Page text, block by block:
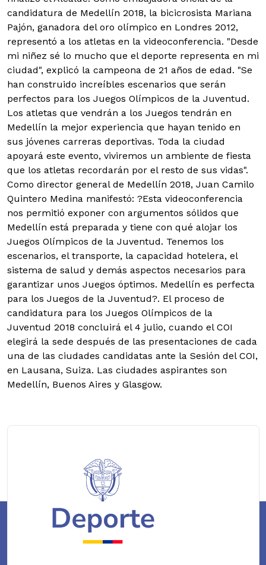
candidatura de Medellín 2018, la bicicrosista Mariana
Pajón, ganadora del oro olímpico en Londres 2012,
representó a los atletas en la videoconferencia. "Desde
mi niñez sé lo mucho que el deporte representa en mi
ciudad", explicó la campeona de 21 años de edad. "Se
han construido increíbles escenarios que serán
perfectos para los Juegos Olímpicos de la Juventud.
Los atletas que vendrán a los Juegos tendrán en
Medellín la mejor experiencia que hayan tenido en
sus jóvenes carreras deportivas. Toda la ciudad
apoyará este evento, viviremos un ambiente de fiesta
que los atletas recordarán por el resto de sus vidas".
Como director general de Medellín 2018, Juan Camilo
Quintero Medina manifestó: ?Esta videoconferencia
nos permitió exponer con argumentos sólidos que
Medellín está preparada y tiene con qué alojar los
Juegos Olímpicos de la Juventud. Tenemos los
escenarios, el transporte, la capacidad hotelera, el
sistema de salud y demás aspectos necesarios para
garantizar unos Juegos óptimos. Medellín es perfecta
para los Juegos de la Juventud?. El proceso de
candidatura para los Juegos Olímpicos de la
Juventud 2018 concluirá el 4 julio, cuando el COI
elegirá la sede después de las presentaciones de cada
una de las ciudades candidatas ante la Sesión del COI,
en Lausana, Suiza. Las ciudades aspirantes son
Medellín, Buenos Aires y Glasgow.